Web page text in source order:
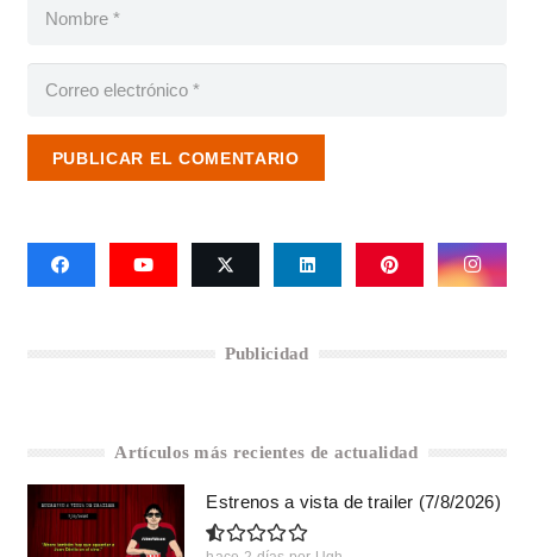
PUBLICAR EL COMENTARIO
Publicidad
Artículos más recientes de actualidad
Estrenos a vista de trailer (7/8/2026)